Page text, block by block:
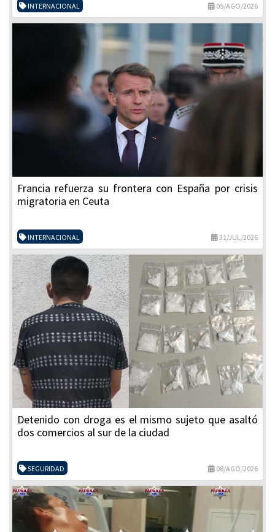
INTERNACIONAL 05/AGO/2026
Francia refuerza su frontera con España por crisis
migratoria en Ceuta
INTERNACIONAL 31/JUL/2026
Detenido con droga es el mismo sujeto que asaltó
dos comercios al sur de la ciudad
SEGURIDAD 08/AGO/2026